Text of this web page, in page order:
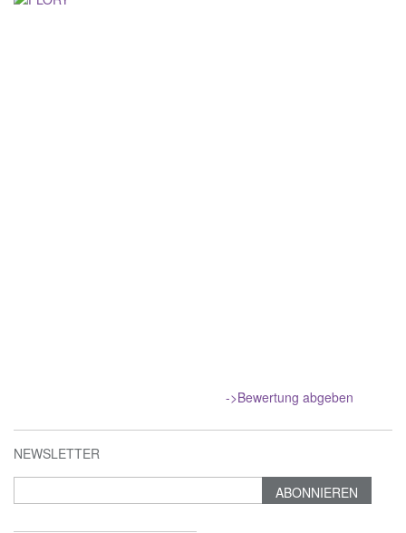
->Bewertung abgeben
NEWSLETTER
ABONNIEREN